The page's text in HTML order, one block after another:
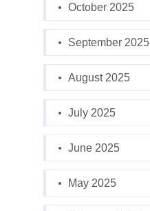
October 2025
September 2025
August 2025
July 2025
June 2025
May 2025